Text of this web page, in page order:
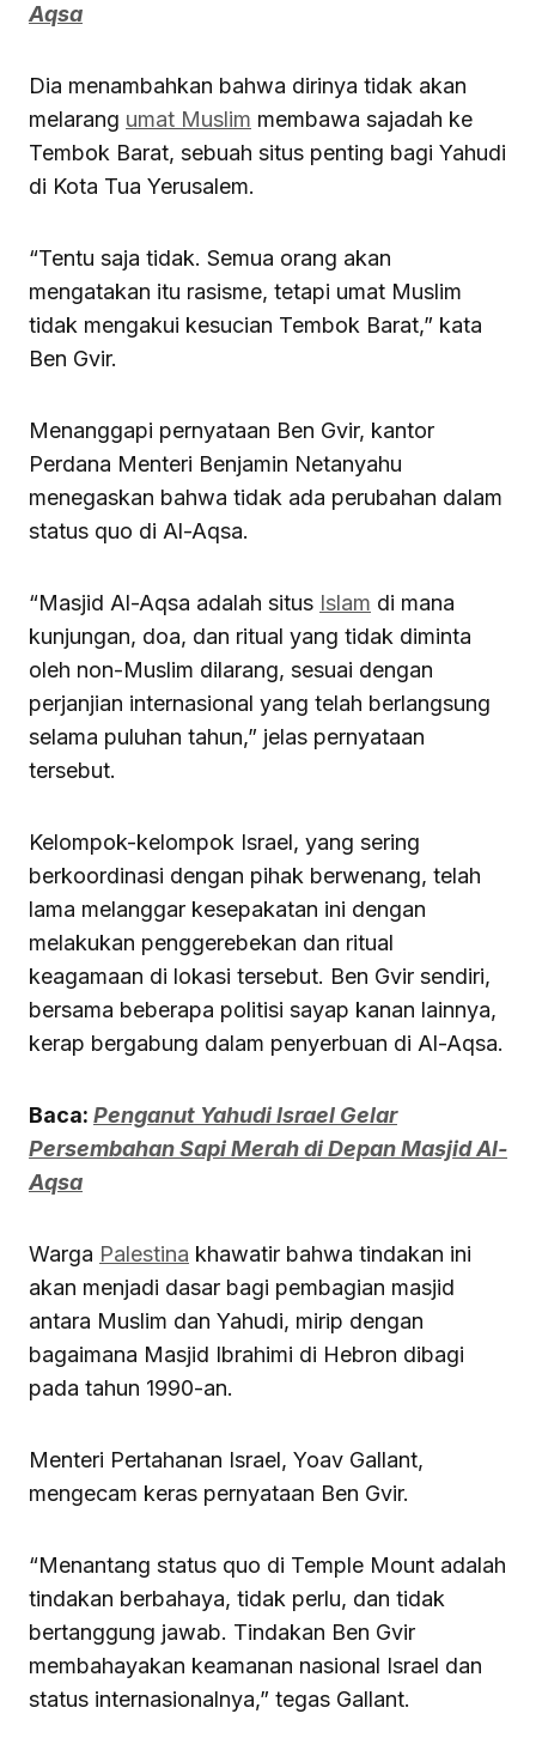
Aqsa
Dia menambahkan bahwa dirinya tidak akan
melarang umat Muslim membawa sajadah ke
Tembok Barat, sebuah situs penting bagi Yahudi
di Kota Tua Yerusalem.
“Tentu saja tidak. Semua orang akan
mengatakan itu rasisme, tetapi umat Muslim
tidak mengakui kesucian Tembok Barat,” kata
Ben Gvir.
Menanggapi pernyataan Ben Gvir, kantor
Perdana Menteri Benjamin Netanyahu
menegaskan bahwa tidak ada perubahan dalam
status quo di Al-Aqsa.
“Masjid Al-Aqsa adalah situs Islam di mana
kunjungan, doa, dan ritual yang tidak diminta
oleh non-Muslim dilarang, sesuai dengan
perjanjian internasional yang telah berlangsung
selama puluhan tahun,” jelas pernyataan
tersebut.
Kelompok-kelompok Israel, yang sering
berkoordinasi dengan pihak berwenang, telah
lama melanggar kesepakatan ini dengan
melakukan penggerebekan dan ritual
keagamaan di lokasi tersebut. Ben Gvir sendiri,
bersama beberapa politisi sayap kanan lainnya,
kerap bergabung dalam penyerbuan di Al-Aqsa.
Baca: Penganut Yahudi Israel Gelar
Persembahan Sapi Merah di Depan Masjid Al-
Aqsa
Warga Palestina khawatir bahwa tindakan ini
akan menjadi dasar bagi pembagian masjid
antara Muslim dan Yahudi, mirip dengan
bagaimana Masjid Ibrahimi di Hebron dibagi
pada tahun 1990-an.
Menteri Pertahanan Israel, Yoav Gallant,
mengecam keras pernyataan Ben Gvir.
“Menantang status quo di Temple Mount adalah
tindakan berbahaya, tidak perlu, dan tidak
bertanggung jawab. Tindakan Ben Gvir
membahayakan keamanan nasional Israel dan
status internasionalnya,” tegas Gallant.